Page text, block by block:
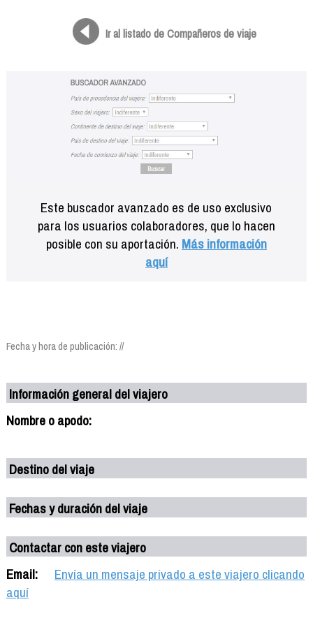
Ir al listado de Compañeros de viaje
Este buscador avanzado es de uso exclusivo
para los usuarios colaboradores, que lo hacen
posible con su aportación. Más información
aquí
Fecha y hora de publicación: //
Información general del viajero
Nombre o apodo:
Destino del viaje
Fechas y duración del viaje
Contactar con este viajero
Email:
Envía un mensaje privado a este viajero clicando
aquí